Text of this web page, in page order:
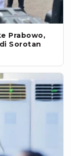
Prabowo,
Sorotan